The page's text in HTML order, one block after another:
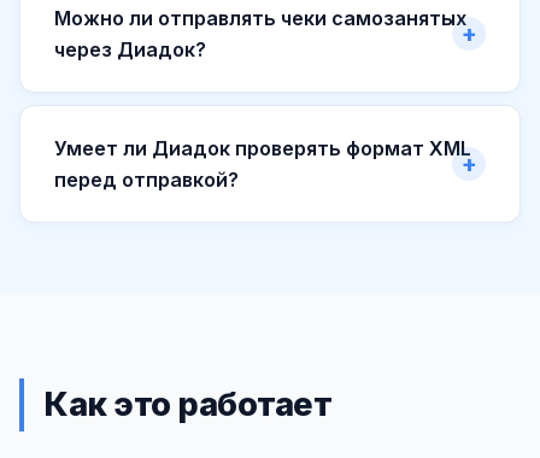
Можно ли отправлять чеки самозанятых
через Диадок?
Умеет ли Диадок проверять формат XML
перед отправкой?
Как это работает